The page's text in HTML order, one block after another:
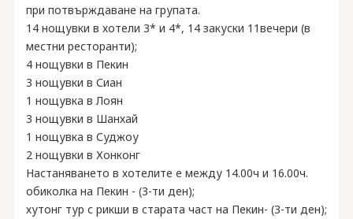
при потвърждаване на групата.
14 нощувки в хотели 3* и 4*, 14 закуски 11вечери (в
местни ресторанти);
4 нощувки в Пекин
3 нощувки в Сиан
1 нощувка в Лоян
3 нощувки в Шанхай
1 нощувка в Суджоу
2 нощувки в Хонконг
Настаняването в хотелите е между 14.00ч и 16.00ч.
обиколка на Пекин - (3-ти ден);
хутонг тур с рикши в старата част на Пекин- (3-ти ден);